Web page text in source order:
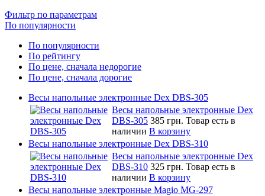
Фильтр по параметрам
По популярности
По популярности
По рейтингу
По цене, сначала недорогие
По цене, сначала дорогие
Весы напольные электронные Dex DBS-305
Весы напольные электронные Dex
DBS-305 385 грн. Товар есть в
наличии В корзину
Весы напольные электронные Dex DBS-310
Весы напольные электронные Dex
DBS-310 325 грн. Товар есть в
наличии В корзину
Весы напольные электронные Magio MG-297